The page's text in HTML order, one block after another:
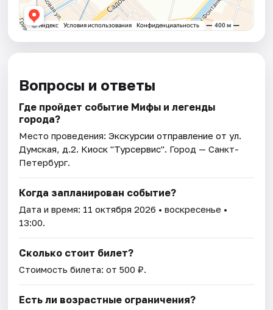
Вопросы и ответы
Где пройдет событие Мифы и легенды
города?
Место проведения:Экскурсии отправление от ул.
Думская, д.2. Киоск "Турсервис". Город — Санкт-
Петербург.
Когда запланирован событие?
Дата и время: 11 октября 2026 • воскресенье •
13:00.
Сколько стоит билет?
Стоимость билета: от 500 ₽.
Есть ли возрастные ограничения?